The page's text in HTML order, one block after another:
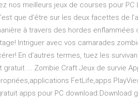
nos meilleurs jeux de courses pour
que d’être sur les deux facettes de
à travers des hordes enflammées
Intriguer avec vos camarades
En d’autres termes, tuez les
gratuit ... Zombie Craft Jeux de survie
FetLife,apps
apps pour PC